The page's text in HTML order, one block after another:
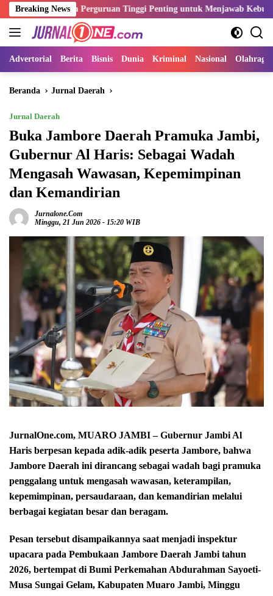
Langsung
ke
konten
Breaking News
Perguruan Tinggi Penting untuk Menjawab Kebutuhan Dunia
Advertorial Berita Bisnis Dunia Kriminal Nasional Olahraga
Beranda Jurnal Daerah
Jurnal Daerah
Buka Jambore Daerah Pramuka Jambi,
Gubernur Al Haris: Sebagai Wadah
Mengasah Wawasan, Kepemimpinan
dan Kemandirian
Jurnalone.com
Minggu, 21 Jun 2026 - 15:20 WIB
JurnalOne.com, MUARO JAMBI – Gubernur Jambi Al
Haris berpesan kepada adik-adik peserta Jambore, bahwa
Jambore Daerah ini dirancang sebagai wadah bagi pramuka
penggalang untuk mengasah wawasan, keterampilan,
kepemimpinan, persaudaraan, dan kemandirian melalui
berbagai kegiatan besar dan beragam.
Pesan tersebut disampaikannya saat menjadi inspektur
upacara pada Pembukaan Jambore Daerah Jambi tahun
2026, bertempat di Bumi Perkemahan Abdurahman Sayoeti-
Musa Sungai Gelam, Kabupaten Muaro Jambi, Minggu